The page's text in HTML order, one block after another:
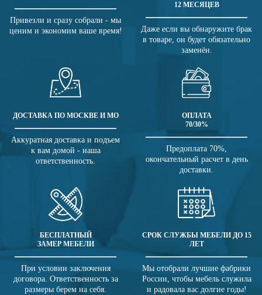
Привезли и сразу собрали - мы
ценим и экономим ваше время!
12 МЕСЯЦЕВ
Даже если вы обнаружите брак
в товаре, он будет обязательно
заменён.
ДОСТАВКА ПО МОСКВЕ И МО
Аккуратная доставка и подъем
к вам домой - наша
ответственность.
ОПЛАТА
70/30%
Предоплата 70%,
окончательный расчет в день
доставки.
БЕСПЛАТНЫЙ
ЗАМЕР МЕБЕЛИ
При условии заключения
договора. Ответственность за
размеры берем на себя.
СРОК СЛУЖБЫ МЕБЕЛИ ДО 15
ЛЕТ
Мы отобрали лучшие фабрики
России, чтобы мебель служила
и радовала вас долгие годы!